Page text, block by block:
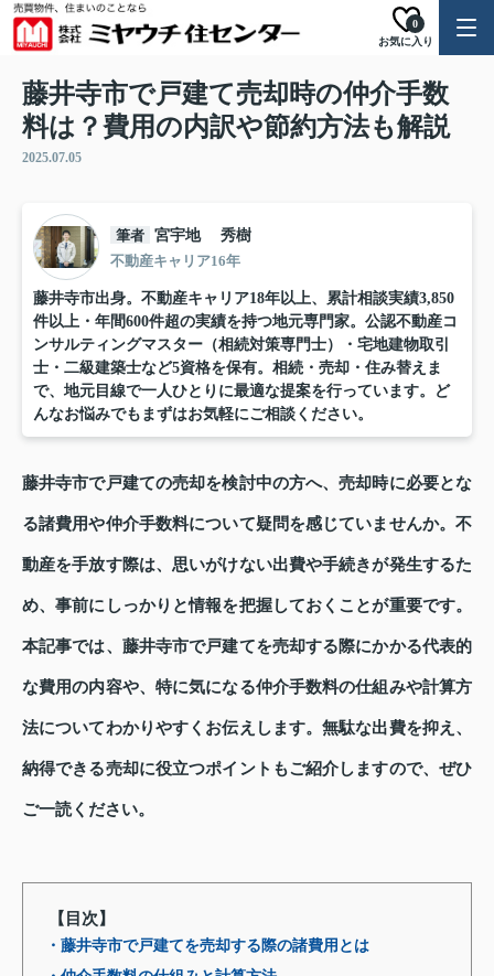
お気に入り
0
藤井寺市で戸建て売却時の仲介手数
料は？費用の内訳や節約方法も解説
2025.07.05
筆者 宮宇地 秀樹
不動産キャリア16年
藤井寺市出身。不動産キャリア18年以上、累計相談実績3,850
件以上・年間600件超の実績を持つ地元専門家。公認不動産コ
ンサルティングマスター（相続対策専門士）・宅地建物取引
士・二級建築士など5資格を保有。相続・売却・住み替えま
で、地元目線で一人ひとりに最適な提案を行っています。ど
んなお悩みでもまずはお気軽にご相談ください。
藤井寺市で戸建ての売却を検討中の方へ、売却時に必要とな
る諸費用や仲介手数料について疑問を感じていませんか。不
動産を手放す際は、思いがけない出費や手続きが発生するた
め、事前にしっかりと情報を把握しておくことが重要です。
本記事では、藤井寺市で戸建てを売却する際にかかる代表的
な費用の内容や、特に気になる仲介手数料の仕組みや計算方
法についてわかりやすくお伝えします。無駄な出費を抑え、
納得できる売却に役立つポイントもご紹介しますので、ぜひ
ご一読ください。
【目次】
・藤井寺市で戸建てを売却する際の諸費用とは